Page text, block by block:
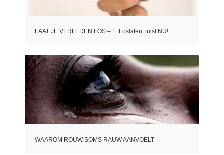
LAAT JE VERLEDEN LOS – 1. Loslaten, juist NU!
WAAROM ROUW SOMS RAUW AANVOELT